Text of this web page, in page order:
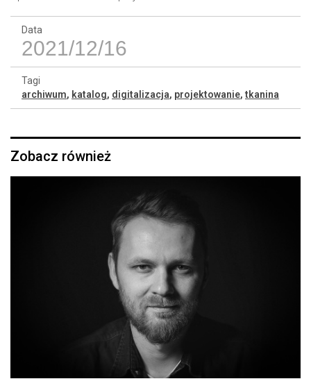
Data
2021/12/16
Tagi
archiwum, katalog, digitalizacja, projektowanie,tkanina
Zobacz również